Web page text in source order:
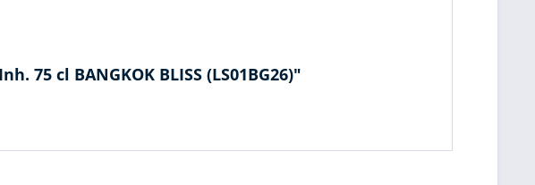
75 cl BANGKOK BLISS (LS01BG26)"